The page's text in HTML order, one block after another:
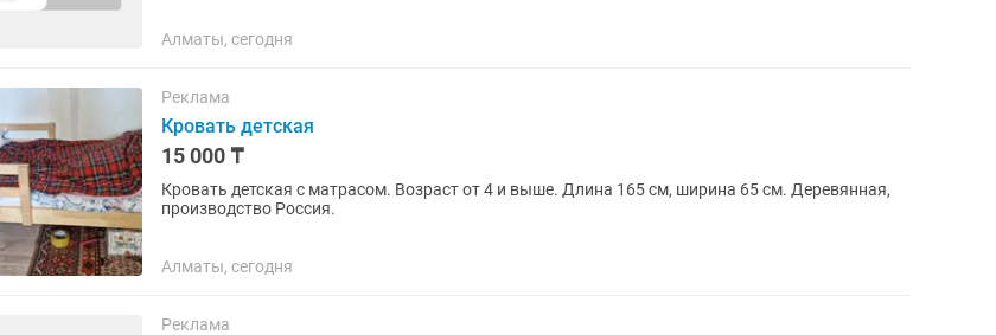
Алматы, сегодня
Реклама
Кровать детская
15 000 ₸
Кровать детская с матрасом. Возраст от 4 и выше. Длина 165 см, ширина 65 см. Деревянная,
производство Россия.
Алматы, сегодня
Реклама